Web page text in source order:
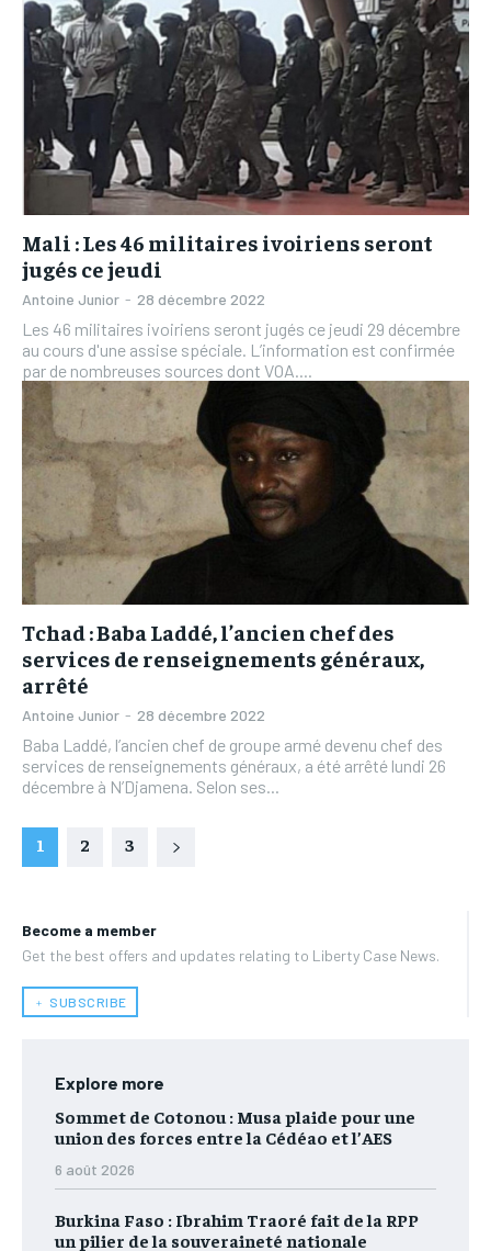
Mali : Les 46 militaires ivoiriens seront
jugés ce jeudi
Antoine Junior - 28 décembre 2022
Les 46 militaires ivoiriens seront jugés ce jeudi 29 décembre
au cours d'une assise spéciale. L’information est confirmée
par de nombreuses sources dont VOA....
Tchad : Baba Laddé, l’ancien chef des
services de renseignements généraux,
arrêté
Antoine Junior - 28 décembre 2022
Baba Laddé, l’ancien chef de groupe armé devenu chef des
services de renseignements généraux, a été arrêté lundi 26
décembre à N’Djamena. Selon ses...
1 2 3
Become a member
Get the best offers and updates relating to Liberty Case News.
﹢ SUBSCRIBE
Explore more
Sommet de Cotonou : Musa plaide pour une
union des forces entre la Cédéao et l’AES
6 août 2026
Burkina Faso : Ibrahim Traoré fait de la RPP
un pilier de la souveraineté nationale